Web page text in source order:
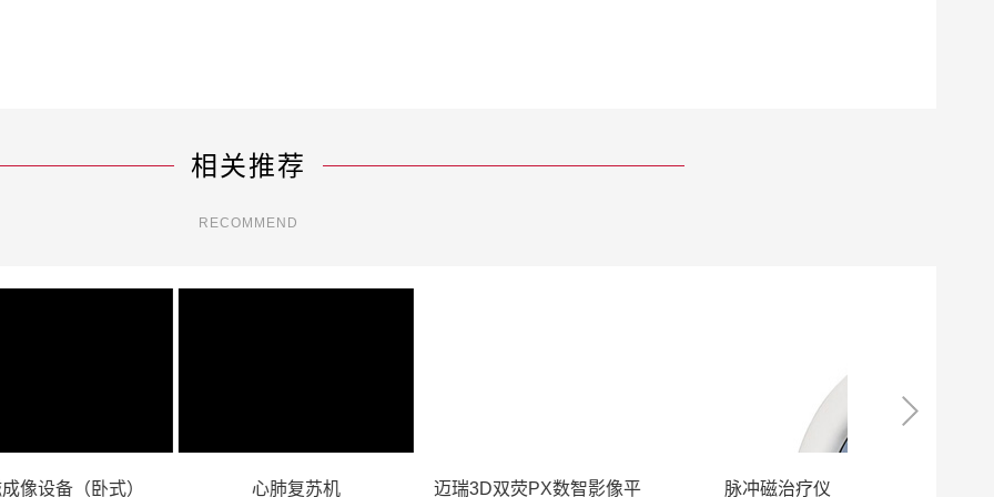
相关推荐
RECOMMEND
脑磁成像设备（卧式） 心肺复苏机 迈瑞3D双荧PX数智影像平